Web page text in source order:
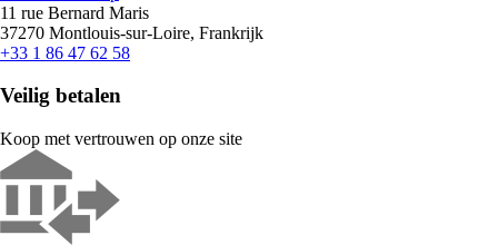
11 rue Bernard Maris
37270 Montlouis-sur-Loire, Frankrijk
+33 1 86 47 62 58
Veilig betalen
Koop met vertrouwen op onze site